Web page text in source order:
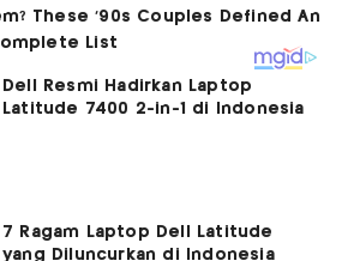
Dell Resmi Hadirkan Laptop
Latitude 7400 2-in-1 di Indonesia
7 Ragam Laptop Dell Latitude
yang Diluncurkan di Indonesia